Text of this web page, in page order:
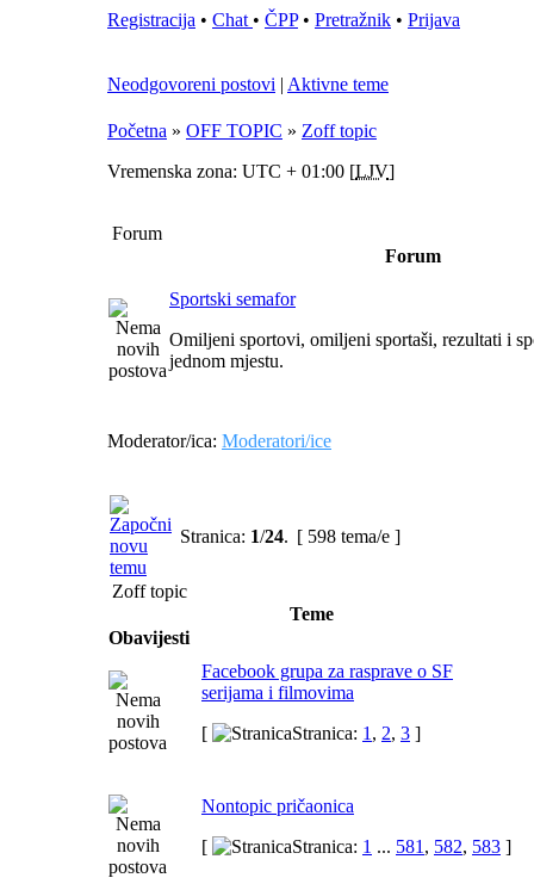
Registracija • Chat • ČPP• Pretražnik • Prijava
Neodgovoreni postovi | Aktivne teme
Početna » OFF TOPIC » Zoff topic
Vremenska zona: UTC + 01:00 [LJV]
Forum
Forum
Sportski semafor
Omiljeni sportovi, omiljeni sportaši, rezultati i
jednom mjestu.
Moderator/ica: Moderatori/ice
Stranica: 1/24. [ 598 tema/e ]
Zoff topic
Teme
Obavijesti
Facebook grupa za rasprave o SF
serijama i filmovima
[
Stranica: 1 , 2, 3 ]
Nontopic pričaonica
[
Stranica: 1 ... 581 , 582, 583 ]